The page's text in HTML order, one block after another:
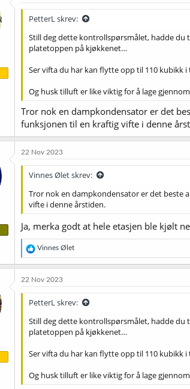
j
o
e
r
PetterL skrev:
Still deg dette kontrollspørsmålet, hadde du
platetoppen på kjøkkenet…
Ser vifta du har kan flytte opp til 110 kubikk
Og husk tilluft er like viktig for å lage
Tror nok en dampkondensator er det
funksjonen til en kraftig vifte i denne
22 Nov 2023
Vinnes Ølet skrev:
Tror nok en dampkondensator er det beste
vifte i denne årstiden.
Ja, merka godt at hele etasjen ble kjølt
R
e
a
j
o
e
r
Vinnes Ølet
22 Nov 2023
PetterL skrev:
Still deg dette kontrollspørsmålet, hadde du
platetoppen på kjøkkenet…
Ser vifta du har kan flytte opp til 110 kubikk
Og husk tilluft er like viktig for å lage